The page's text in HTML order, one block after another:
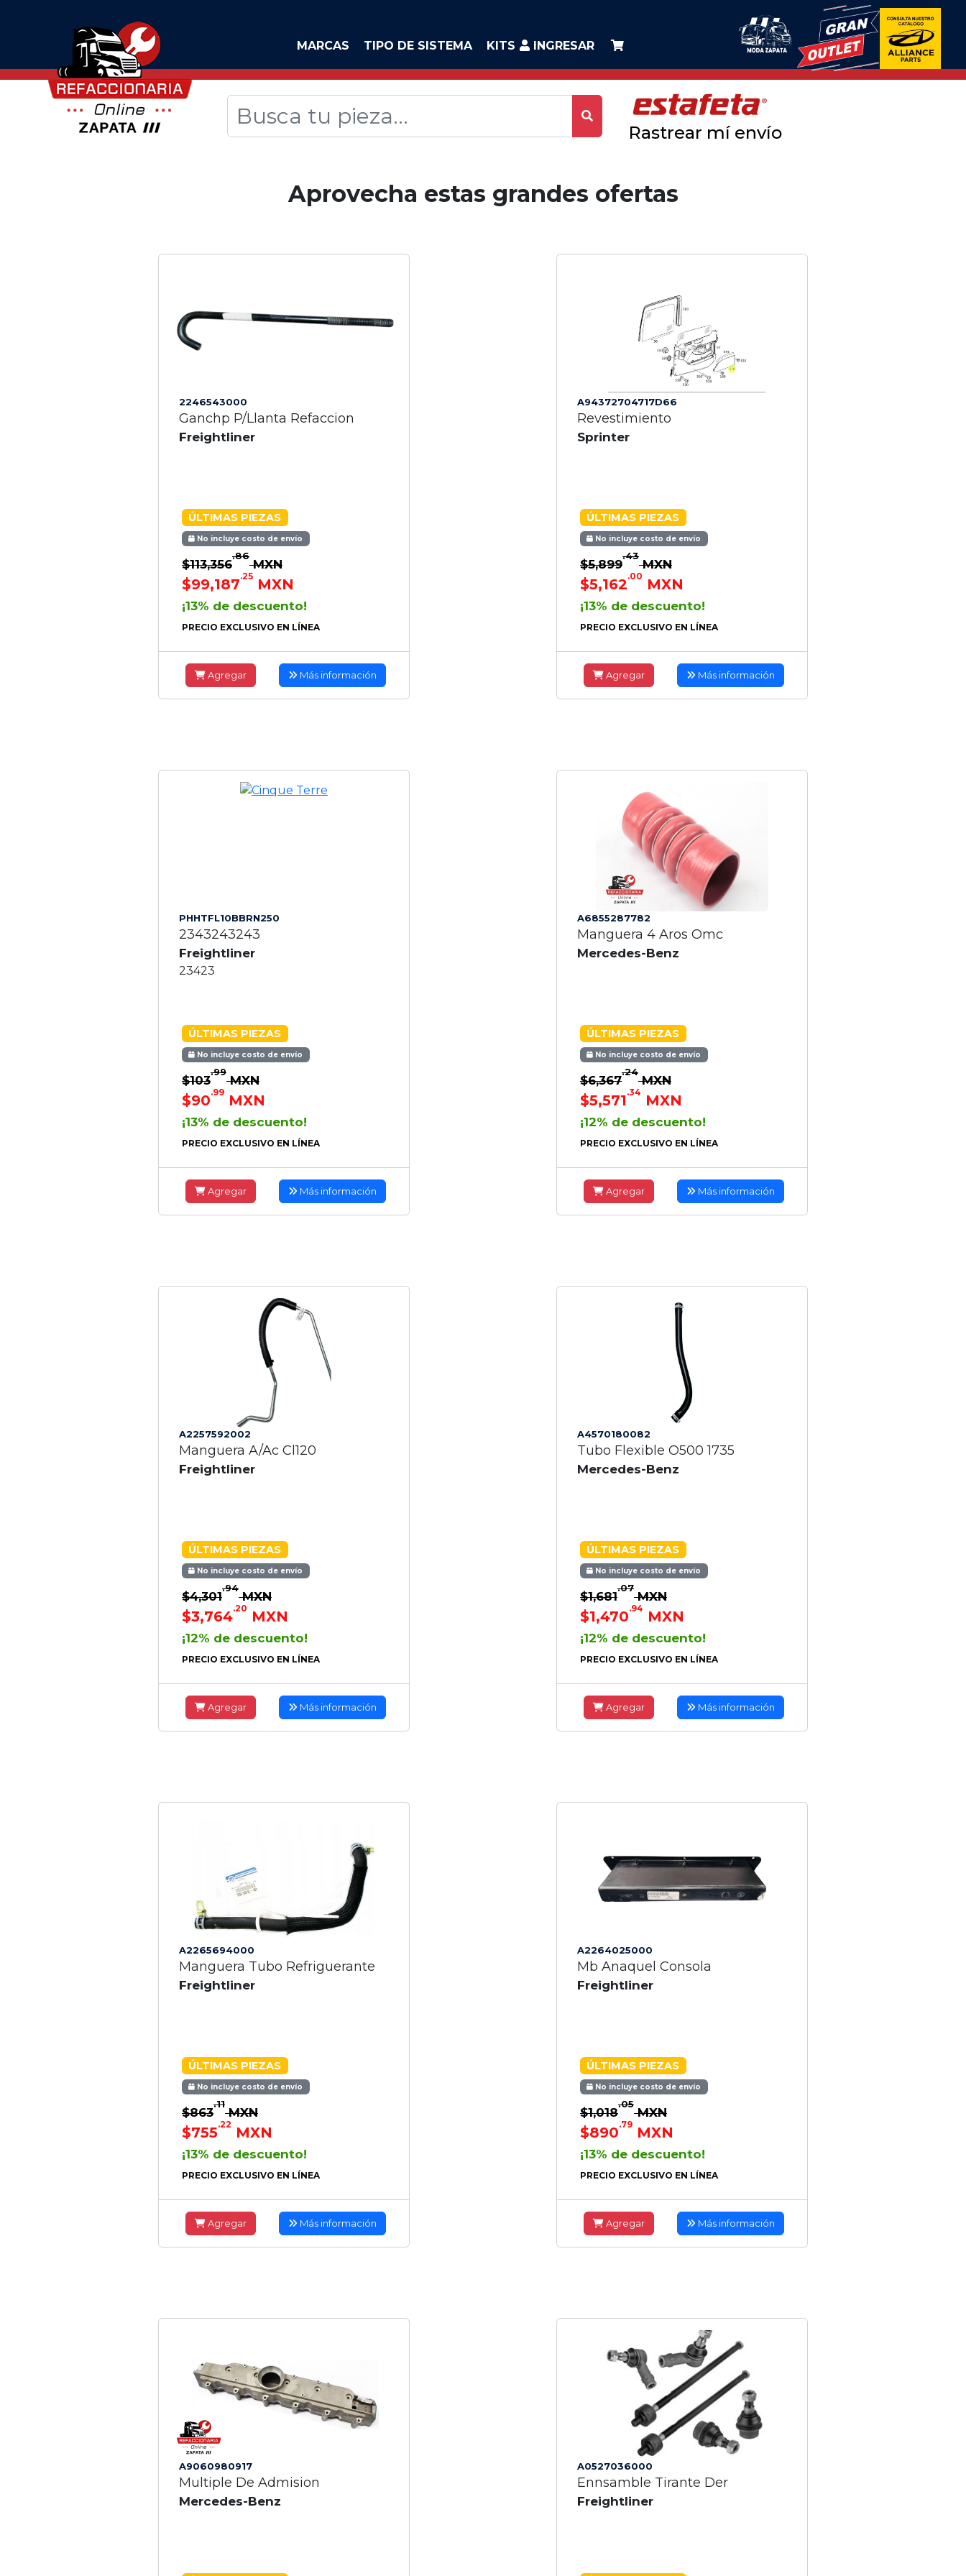
MARCAS TIPO DE SISTEMA KITS INGRESAR
Rastrear mí envío
Aprovecha estas grandes ofertas
2246543000
Ganchp P/Llanta Refaccion
Freightliner
ÚLTIMAS PIEZAS
No incluye costo de envío
$113,356
.86
MXN
$99,187.25 MXN
¡13% de descuento!
PRECIO EXCLUSIVO EN LÍNEA
Agregar Más información
A94372704717D66
Revestimiento
Sprinter
ÚLTIMAS PIEZAS
No incluye costo de envío
$5,899
.43
MXN
$5,162.00 MXN
¡13% de descuento!
PRECIO EXCLUSIVO EN LÍNEA
Agregar Más información
PHHTFL10BBRN250
2343243243
Freightliner
23423
ÚLTIMAS PIEZAS
No incluye costo de envío
$103
.99
MXN
$90.99 MXN
¡13% de descuento!
PRECIO EXCLUSIVO EN LÍNEA
Agregar Más información
A6855287782
Manguera 4 Aros Omc
Mercedes-Benz
ÚLTIMAS PIEZAS
No incluye costo de envío
$6,367
.24
MXN
$5,571.34 MXN
¡12% de descuento!
PRECIO EXCLUSIVO EN LÍNEA
Agregar Más información
A2257592002
Manguera A/Ac Cl120
Freightliner
ÚLTIMAS PIEZAS
No incluye costo de envío
$4,301
.94
MXN
$3,764.20 MXN
¡12% de descuento!
PRECIO EXCLUSIVO EN LÍNEA
Agregar Más información
A4570180082
Tubo Flexible O500 1735
Mercedes-Benz
ÚLTIMAS PIEZAS
No incluye costo de envío
$1,681
.07
MXN
$1,470.94 MXN
¡12% de descuento!
PRECIO EXCLUSIVO EN LÍNEA
Agregar Más información
A2265694000
Manguera Tubo Refriguerante
Freightliner
ÚLTIMAS PIEZAS
No incluye costo de envío
$863
.11
MXN
$755.22 MXN
¡13% de descuento!
PRECIO EXCLUSIVO EN LÍNEA
Agregar Más información
A2264025000
Mb Anaquel Consola
Freightliner
ÚLTIMAS PIEZAS
No incluye costo de envío
$1,018
.05
MXN
$890.79 MXN
¡13% de descuento!
PRECIO EXCLUSIVO EN LÍNEA
Agregar Más información
A9060980917
Multiple De Admision
Mercedes-Benz
A0527036000
Ennsamble Tirante Der
Freightliner